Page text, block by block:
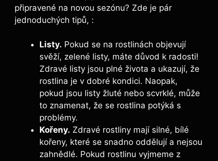
připravené na novou sezónu? Zde je pár
jednoduchých tipů, :
Listy. Pokud se na rostlinách objevují
svěží, zelené listy, máte důvod k radosti!
Zdravé listy jsou plné života a ukazují, že
rostlina je v dobré kondici. Naopak,
pokud jsou listy žluté nebo scvrklé, může
to znamenat, že se rostlina potýká s
problémy.
Kořeny. Zdravé rostliny mají silné, bílé
kořeny, které se snadno oddělují a nejsou
zahnědlé. Pokud rostlinu vyjmeme z